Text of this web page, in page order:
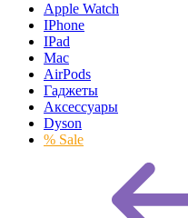
Apple Watch
IPhone
IPad
Mac
AirPods
Гаджеты
Аксессуары
Dyson
% Sale